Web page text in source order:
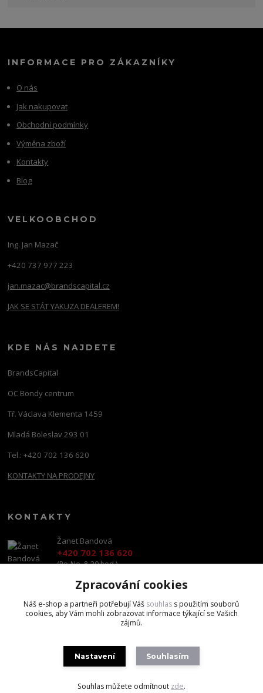
INFORMACE PRO ZÁKAZNÍKY
O nás
Jak nakupovat
Obchodní podmínky
Výměna zboží
Kontakty
Blog
VELKOOBCHOD
Ing. Jan Mazač
+420 737 977 223
jan.mazac@brandscapital.cz
JAK SE STÁT YAKUZA DEALEREM!
KDE NÁS NAJDETE
BrandsCapital
OC Bondy centrum
Tř. Václava Klementa 1459
Mladá Boleslav 293 01
Tel.: +420 702 136 620
KONTAKTY NA PRODEJNY
KONTAKTY
Žanet Bandová
+420 702 136 620
(Po-Ne, 8-20 hod.)
shop@brandscapital.cz
Zpracování cookies
Náš e-shop a partneři potřebují Váš souhlas s použitím souborů
cookies, aby Vám mohli zobrazovat informace týkající se Vašich
zájmů.
Nastavení Souhlasím
Souhlas můžete odmítnout zde.